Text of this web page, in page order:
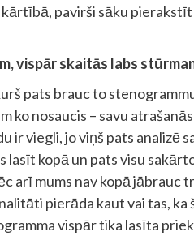
kārtībā, pavirši sāku
vispār skaitās labs
pats brauc to
ko nosaucis – savu
ir viegli, jo viņš pats analizē
lasīt kopā un pats visu
arī mums nav kopā jābrauc
pierāda kaut vai tas,
vispār tika lasīta